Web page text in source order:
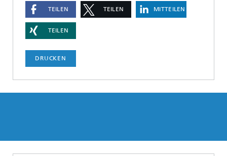
TEILEN TEILEN MITTEILEN
TEILEN
DRUCKEN